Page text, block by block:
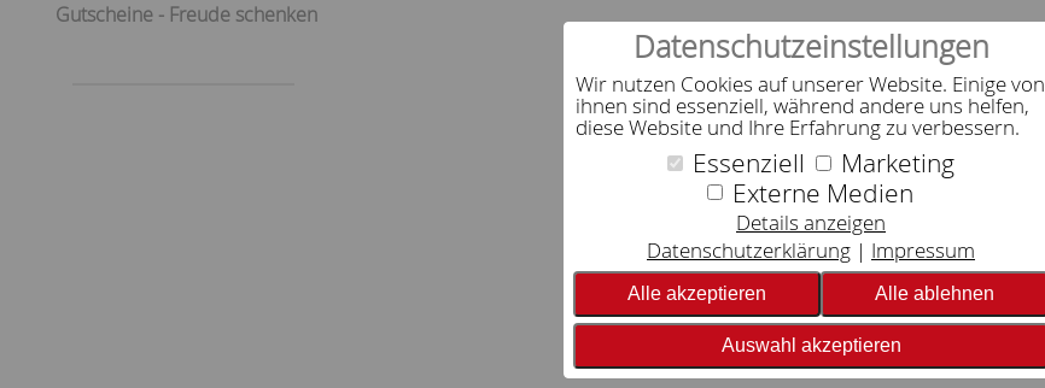
Datenschutzeinstellungen
Wir nutzen Cookies auf unserer Website. Einige von
ihnen sind essenziell, während andere uns helfen,
diese Website und Ihre Erfahrung zu verbessern.
Essenziell
Marketing
Externe Medien
Details anzeigen
Datenschutzerklärung
Impressum
Alle akzeptieren Alle ablehnen
Auswahl akzeptieren
Gutscheine - Freude schenken